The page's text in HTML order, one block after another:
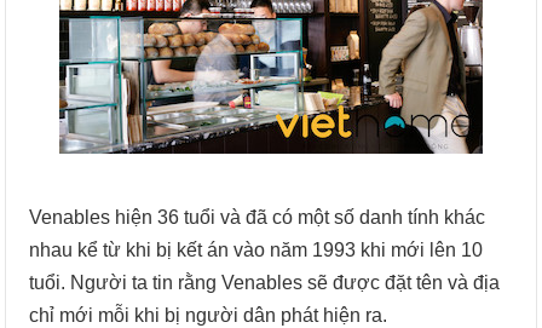
Venables hiện 36 tuổi và đã có một số danh tính khác
nhau kể từ khi bị kết án vào năm 1993 khi mới lên 10
tuổi. Người ta tin rằng Venables sẽ được đặt tên và địa
chỉ mới mỗi khi bị người dân phát hiện ra.